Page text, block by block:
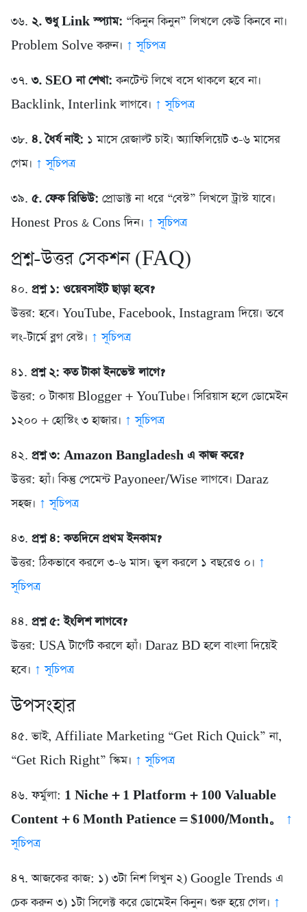
৩৬. ২. শুধু Link স্প্যাম: “কিনুন কিনুন” লিখলে কেউ কিনবে না।
Problem Solve করুন। ↑ সূচিপত্র
৩৭. ৩. SEO না শেখা: কনটেন্ট লিখে বসে থাকলে হবে না।
Backlink, Interlink লাগবে। ↑ সূচিপত্র
৩৮. ৪. ধৈর্য নাই: ১ মাসে রেজাল্ট চাই। অ্যাফিলিয়েট ৩-৬ মাসের
গেম। ↑ সূচিপত্র
৩৯. ৫. ফেক রিভিউ: প্রোডাক্ট না ধরে “বেস্ট” লিখলে ট্রাস্ট যাবে।
Honest Pros & Cons দিন। ↑ সূচিপত্র
প্রশ্ন-উত্তর সেকশন (FAQ)
৪০. প্রশ্ন ১: ওয়েবসাইট ছাড়া হবে?
উত্তর: হবে। YouTube, Facebook, Instagram দিয়ে। তবে
লং-টার্মে ব্লগ বেস্ট। ↑ সূচিপত্র
৪১. প্রশ্ন ২: কত টাকা ইনভেস্ট লাগে?
উত্তর: ০ টাকায় Blogger + YouTube। সিরিয়াস হলে ডোমেইন
১২০০ + হোস্টিং ৩ হাজার। ↑ সূচিপত্র
৪২. প্রশ্ন ৩: Amazon Bangladesh এ কাজ করে?
উত্তর: হ্যাঁ। কিন্তু পেমেন্ট Payoneer/Wise লাগবে। Daraz
সহজ। ↑ সূচিপত্র
৪৩. প্রশ্ন ৪: কতদিনে প্রথম ইনকাম?
উত্তর: ঠিকভাবে করলে ৩-৬ মাস। ভুল করলে ১ বছরেও ০। ↑
সূচিপত্র
৪৪. প্রশ্ন ৫: ইংলিশ লাগবে?
উত্তর: USA টার্গেট করলে হ্যাঁ। Daraz BD হলে বাংলা দিয়েই
হবে। ↑ সূচিপত্র
উপসংহার
৪৫. ভাই, Affiliate Marketing “Get Rich Quick” না,
“Get Rich Right” স্কিম। ↑ সূচিপত্র
৪৬. ফর্মুলা: 1 Niche + 1 Platform + 100 Valuable
Content + 6 Month Patience = $1000/Month。
↑
সূচিপত্র
৪৭. আজকের কাজ: ১) ৩টা নিশ লিখুন ২) Google Trends এ
চেক করুন ৩) ১টা সিলেক্ট করে ডোমেইন কিনুন। শুরু হয়ে গেল। ↑